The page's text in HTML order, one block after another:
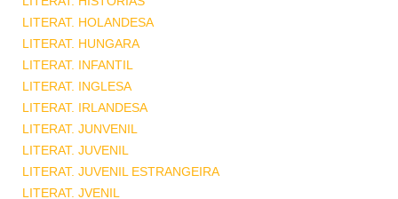
LITERAT. HOLANDESA
LITERAT. HUNGARA
LITERAT. INFANTIL
LITERAT. INGLESA
LITERAT. IRLANDESA
LITERAT. JUNVENIL
LITERAT. JUVENIL
LITERAT. JUVENIL ESTRANGEIRA
LITERAT. JVENIL